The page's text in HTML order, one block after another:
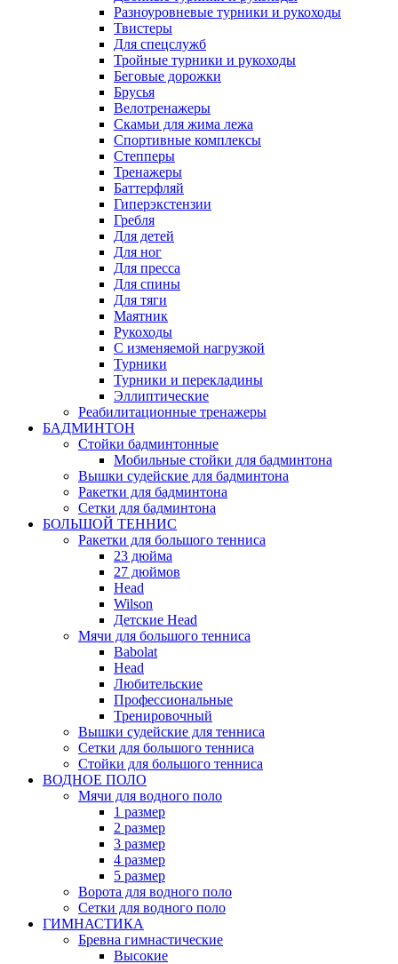
Разноуровневые турники и рукоходы
Твистеры
Для спецслужб
Тройные турники и рукоходы
Беговые дорожки
Брусья
Велотренажеры
Скамьи для жима лежа
Спортивные комплексы
Степперы
Тренажеры
Баттерфляй
Гиперэкстензии
Гребля
Для детей
Для ног
Для пресса
Для спины
Для тяги
Маятник
Рукоходы
С изменяемой нагрузкой
Турники
Турники и перекладины
Эллиптические
Реабилитационные тренажеры
БАДМИНТОН
Стойки бадминтонные
Мобильные стойки для бадминтона
Вышки судейские для бадминтона
Ракетки для бадминтона
Сетки для бадминтона
БОЛЬШОЙ ТЕННИС
Ракетки для большого тенниса
23 дюйма
27 дюймов
Head
Wilson
Детские Head
Мячи для большого тенниса
Babolat
Head
Любительские
Профессиональные
Тренировочный
Вышки судейские для тенниса
Сетки для большого тенниса
Стойки для большого тенниса
ВОДНОЕ ПОЛО
Мячи для водного поло
1 размер
2 размер
3 размер
4 размер
5 размер
Ворота для водного поло
Сетки для водного поло
ГИМНАСТИКА
Бревна гимнастические
Высокие